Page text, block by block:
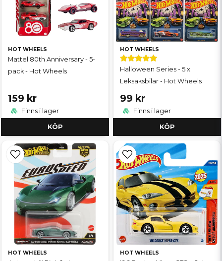
HOT WHEELS
Mattel 80th Anniversary - 5-
pack - Hot Wheels
159 kr
Finns i lager
KÖP
HOT WHEELS
Halloween Series - 5 x
Leksaksbilar - Hot Wheels
99 kr
Finns i lager
KÖP
HOT WHEELS HOT WHEELS